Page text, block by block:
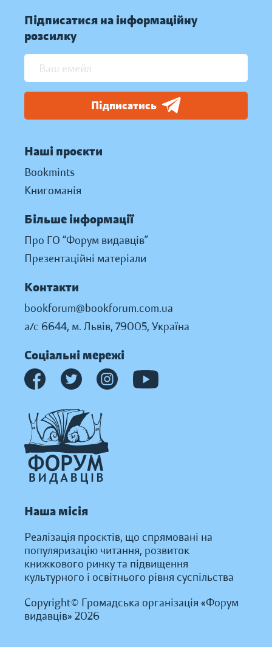
Підписатися на інформаційну
розсилку
Підписатись
Наші проєкти
Bookmints
Книгоманія
Більше інформації
Про ГО “Форум видавців”
Презентаційні матеріали
Контакти
bookforum@bookforum.com.ua
а/с 6644, м. Львів, 79005, Україна
Соціальні мережі
Наша місія
Реалізація проєктів, що спрямовані на
популяризацію читання, розвиток
книжкового ринку та підвищення
культурного і освітнього рівня суспільства
Copyright© Громадська організація «Форум
видавців» 2026